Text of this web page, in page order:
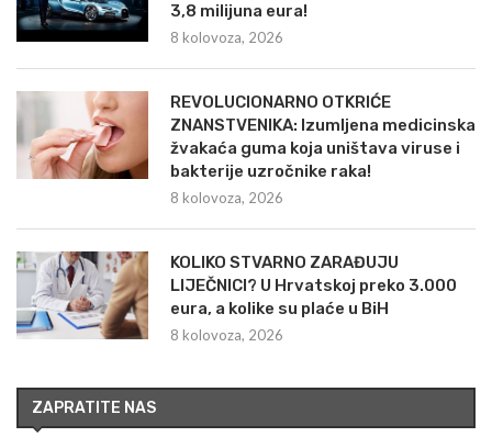
3,8 milijuna eura!
8 kolovoza, 2026
REVOLUCIONARNO OTKRIĆE
ZNANSTVENIKA: Izumljena medicinska
žvakaća guma koja uništava viruse i
bakterije uzročnike raka!
8 kolovoza, 2026
KOLIKO STVARNO ZARAĐUJU
LIJEČNICI? U Hrvatskoj preko 3.000
eura, a kolike su plaće u BiH
8 kolovoza, 2026
ZAPRATITE NAS